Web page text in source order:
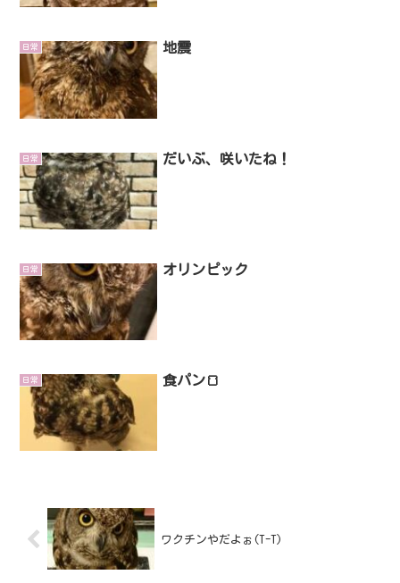
日常 地震
日常 だいぶ、咲いたね！
日常 オリンピック
日常 食パン🍞
ワクチンやだよぉ(T-T)